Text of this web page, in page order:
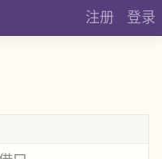
注册 登录